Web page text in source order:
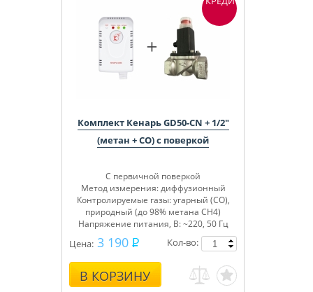
Комплект Кенарь GD50-CN + 1/2"
(метан + СО) с поверкой
С первичной поверкой
Метод измерения: диффузионный
Контролируемые газы: угарный (СО),
природный (до 98% метана СН4)
Напряжение питания, В: ~220, 50 Гц
Цена: 3 190
В КОРЗИНУ
Кол-во: